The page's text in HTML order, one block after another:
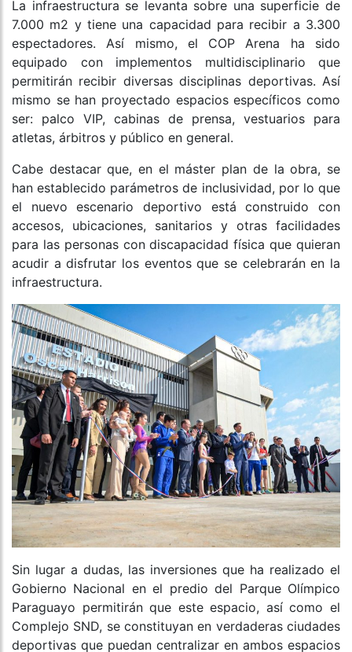
La infraestructura se levanta sobre una superficie de
7.000 m2 y tiene una capacidad para recibir a 3.300
espectadores. Así mismo, el COP Arena ha sido
equipado con implementos multidisciplinario que
permitirán recibir diversas disciplinas deportivas. Así
mismo se han proyectado espacios específicos como
ser: palco VIP, cabinas de prensa, vestuarios para
atletas, árbitros y público en general.
Cabe destacar que, en el máster plan de la obra, se
han establecido parámetros de inclusividad, por lo que
el nuevo escenario deportivo está construido con
accesos, ubicaciones, sanitarios y otras facilidades
para las personas con discapacidad física que quieran
acudir a disfrutar los eventos que se celebrarán en la
infraestructura.
Sin lugar a dudas, las inversiones que ha realizado el
Gobierno Nacional en el predio del Parque Olímpico
Paraguayo permitirán que este espacio, así como el
Complejo SND, se constituyan en verdaderas ciudades
deportivas que puedan centralizar en ambos espacios